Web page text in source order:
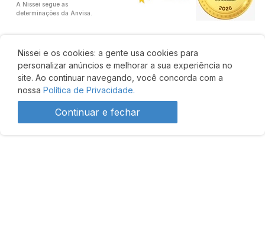
Nissei e os cookies: a gente usa cookies para
personalizar anúncios e melhorar a sua experiência no
site. Ao continuar navegando, você concorda com a
nossa Política de Privacidade.
Continuar e fechar
A Nissei segue as
determinações da Anvisa.